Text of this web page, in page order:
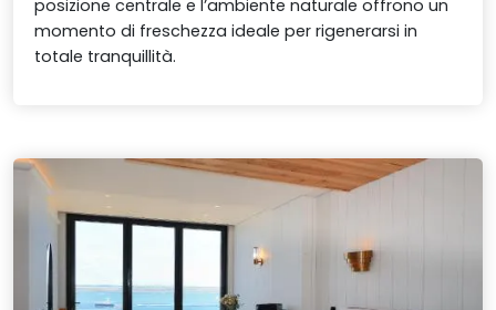
posizione centrale e l’ambiente naturale offrono un
momento di freschezza ideale per rigenerarsi in
totale tranquillità.